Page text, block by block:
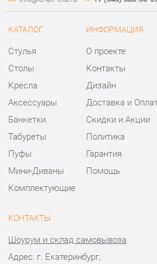
Аксессуары
Банкетки
Табуреты
Пуфы
Доставка и Оплата
Скидки и Акции
Политика
Гарантия
КОНТАКТЫ
Адрес: г. Екатеринбург,
ул.Металлургов, 84
Телефон: +7 (343) 383-36-37
Отправить сообщение